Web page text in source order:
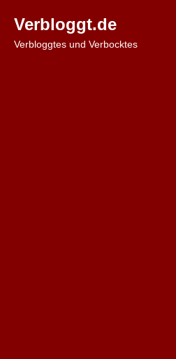
Inhalt
springen
Verbloggt.de
Verbloggtes und Verbocktes